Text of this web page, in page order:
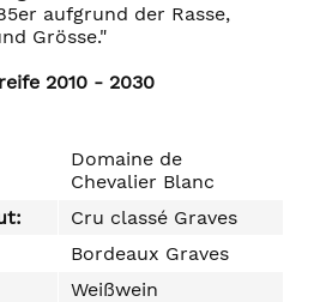
aufgrund der Rasse,
Grösse."
2010 - 2030
Domaine de
Chevalier Blanc
Cru classé Graves
Bordeaux Graves
Weißwein